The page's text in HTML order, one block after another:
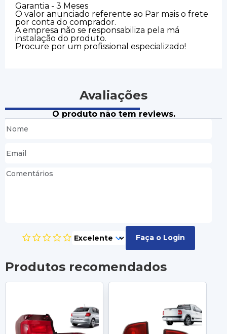
Garantia - 3 Meses
O valor anunciado referente ao Par mais o frete
por conta do comprador.
A empresa não se responsabiliza pela má
instalação do produto.
Procure por um profissional especializado!
Avaliações
O produto não tem reviews.
Faça o Login
Produtos recomendados